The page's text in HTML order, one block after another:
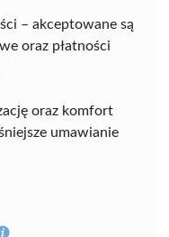
– akceptowane są
oraz płatności
oraz komfort
umawianie